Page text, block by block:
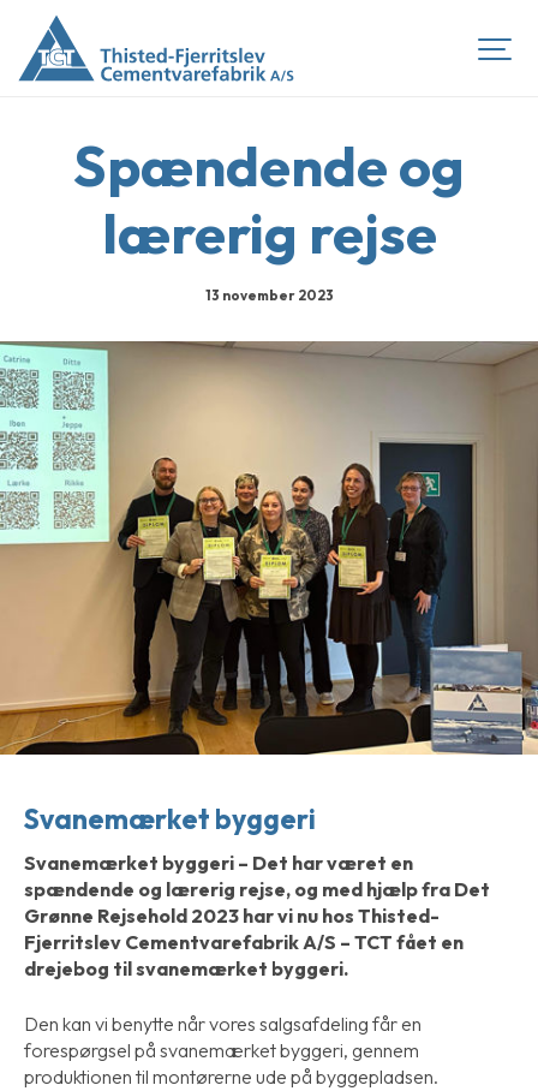
Spændende og
lærerig rejse
13 november 2023
Svanemærket byggeri
Svanemærket byggeri – Det har været en
spændende og lærerig rejse, og med hjælp fra Det
Grønne Rejsehold 2023 har vi nu hos Thisted-
Fjerritslev Cementvarefabrik A/S – TCT fået en
drejebog til svanemærket byggeri.
Den kan vi benytte når vores salgsafdeling får en
forespørgsel på svanemærket byggeri, gennem
produktionen til montørerne ude på byggepladsen.